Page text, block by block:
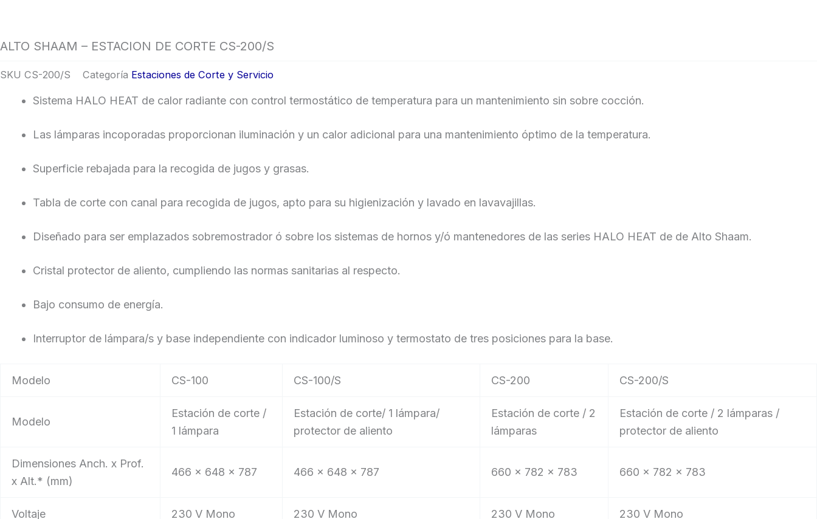
ALTO SHAAM – ESTACION DE CORTE CS-200/S
SKU CS-200/S Categoría Estaciones de Corte y Servicio
Sistema HALO HEAT de calor radiante con control termostático de temperatura para un mantenimiento sin sobre cocción.
Las lámparas incoporadas proporcionan iluminación y un calor adicional para una mantenimiento óptimo de la temperatura.
Superficie rebajada para la recogida de jugos y grasas.
Tabla de corte con canal para recogida de jugos, apto para su higienización y lavado en lavavajillas.
Diseñado para ser emplazados sobremostrador ó sobre los sistemas de hornos y/ó mantenedores de las series HALO HEAT de de Alto Shaam.
Cristal protector de aliento, cumpliendo las normas sanitarias al respecto.
Bajo consumo de energía.
Interruptor de lámpara/s y base independiente con indicador luminoso y termostato de tres posiciones para la base.
Modelo CS-100 CS-100/S CS-200 CS-200/S
Modelo
Estación de corte /
1 lámpara
Estación de corte/ 1 lámpara/
protector de aliento
Estación de corte / 2
lámparas
Estación de corte / 2 lámparas /
protector de aliento
Dimensiones Anch. x Prof.
x Alt.* (mm)
466 x 648 x 787 466 x 648 x 787 660 x 782 x 783 660 x 782 x 783
Voltaje 230 V Mono 230 V Mono 230 V Mono 230 V Mono